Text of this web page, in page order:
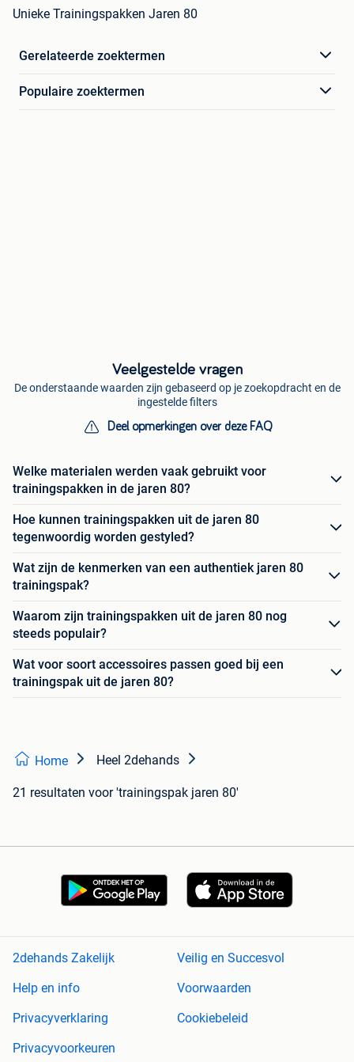
Unieke Trainingspakken Jaren 80
Gerelateerde zoektermen
Populaire zoektermen
Veelgestelde vragen
De onderstaande waarden zijn gebaseerd op je zoekopdracht en de
ingestelde filters
Deel opmerkingen over deze FAQ
Welke materialen werden vaak gebruikt voor
trainingspakken in de jaren 80?
Hoe kunnen trainingspakken uit de jaren 80
tegenwoordig worden gestyled?
Wat zijn de kenmerken van een authentiek jaren 80
trainingspak?
Waarom zijn trainingspakken uit de jaren 80 nog
steeds populair?
Wat voor soort accessoires passen goed bij een
trainingspak uit de jaren 80?
Home Heel 2dehands
21 resultaten voor 'trainingspak jaren 80'
2dehands Zakelijk
Veilig en Succesvol
Help en info
Voorwaarden
Privacyverklaring
Cookiebeleid
Privacyvoorkeuren